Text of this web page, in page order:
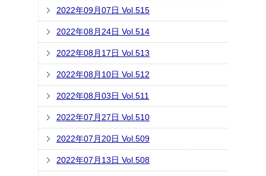
2022年09月07日 Vol.515
2022年08月24日 Vol.514
2022年08月17日 Vol.513
2022年08月10日 Vol.512
2022年08月03日 Vol.511
2022年07月27日 Vol.510
2022年07月20日 Vol.509
2022年07月13日 Vol.508